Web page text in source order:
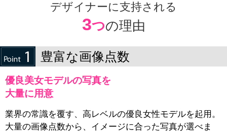
デザイナーに支持される
3つの理由
豊富な画像点数
優良美女モデルの写真を
大量に用意
業界の常識を覆す、高レベルの優良女性モデルを起用。
大量の画像点数から、イメージに合った写真が選べま